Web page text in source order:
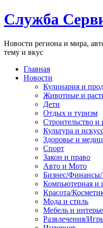
Служба
Новости региона и мира,
тему и вкус
Главная
Новости
Кулинария и
Животные и
Дети
Отдых и туризм
Строительство и
Культура и
Здоровье и
Спорт
Закон и право
Авто и Мото
Бизнес/Финансы/
Компьютерная и
Красота/
Мода и стиль
Мебель и
Развлечения/